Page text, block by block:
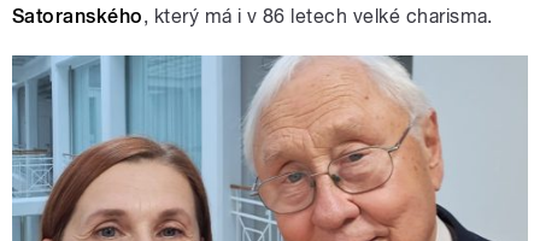
Satoranského, který má i v 86 letech velké charisma.